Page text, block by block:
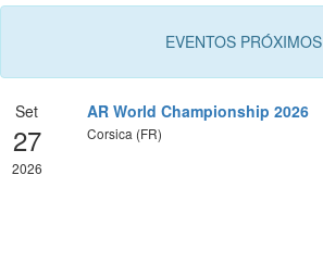
EVENTOS PRÓXIMOS
Set
27
2026
AR World Championship 2026
Corsica (FR)